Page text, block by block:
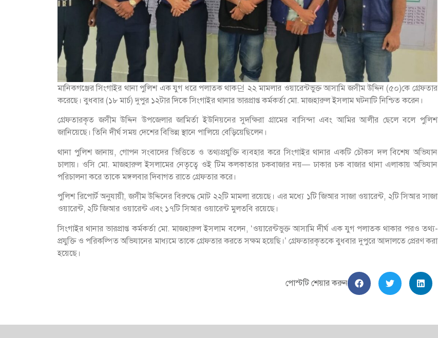
মানিকগঞ্জের সিংগাইর থানা পুলিশ এক যুগ ধরে পলাতক থাক던 ২২ মামলার ওয়ারেন্টভুক্ত আসামি জসীম উদ্দিন (৫০)কে গ্রেফতার
করেছে। বুধবার (১৮ মার্চ) দুপুর ১২টার দিকে সিংগাইর থানার ভারপ্রাপ্ত কর্মকর্তা মো. মাজহারুল ইসলাম ঘটনাটি নিশ্চিত করেন।
গ্রেফতারকৃত জসীম উদ্দিন উপজেলার জামির্তা ইউনিয়নের সুদক্ষিরা গ্রামের বাসিন্দা এবং আমির আলীর ছেলে বলে পুলিশ
জানিয়েছে। তিনি দীর্ঘ সময় দেশের বিভিন্ন স্থানে পালিয়ে বেড়িয়েছিলেন।
থানা পুলিশ জানায়, গোপন সংবাদের ভিত্তিতে ও তথ্যপ্রযুক্তি ব্যবহার করে সিংগাইর থানার একটি চৌকস দল বিশেষ অভিযান
চালায়। ওসি মো. মাজহারুল ইসলামের নেতৃত্বে ওই টিম কলকাতার চকবাজার নয়— ঢাকার চক বাজার থানা এলাকায় অভিযান
পরিচালনা করে তাকে মঙ্গলবার দিবাগত রাতে গ্রেফতার করে।
পুলিশ রিপোর্ট অনুযায়ী, জসীম উদ্দিনের বিরুদ্ধে মোট ২২টি মামলা রয়েছে। এর মধ্যে ১টি জিআর সাজা ওয়ারেন্ট, ২টি সিআর সাজা
ওয়ারেন্ট, ২টি জিআর ওয়ারেন্ট এবং ১৭টি সিআর ওয়ারেন্ট মুলতবি রয়েছে।
সিংগাইর থানার ভারপ্রাপ্ত কর্মকর্তা মো. মাজহারুল ইসলাম বলেন, ‘ওয়ারেন্টভুক্ত আসামি দীর্ঘ এক যুগ পলাতক থাকার পরও তথ্য-
প্রযুক্তি ও পরিকল্পিত অভিযানের মাধ্যমে তাকে গ্রেফতার করতে সক্ষম হয়েছি।’ গ্রেফতারকৃতকে বুধবার দুপুরে আদালতে প্রেরণ করা
হয়েছে।
পোস্টটি শেয়ার করুন